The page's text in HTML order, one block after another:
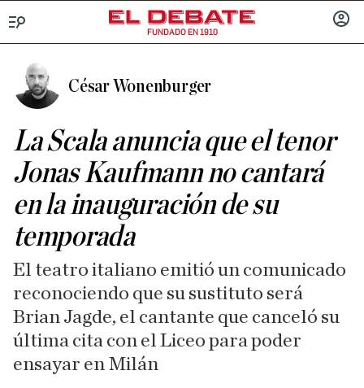
FUNDADO EN 1910
César Wonenburger
La Scala anuncia que el tenor
Jonas Kaufmann no cantará
en la inauguración de su
temporada
El teatro italiano emitió un comunicado
reconociendo que su sustituto será
Brian Jagde, el cantante que canceló su
última cita con el Liceo para poder
ensayar en Milán